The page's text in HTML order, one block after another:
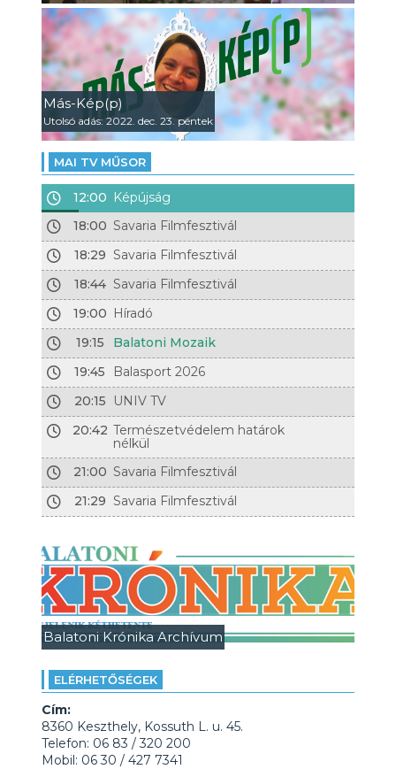
Más-Kép(p)
Utolsó adás: 2022. dec. 23. péntek
MAI TV MŰSOR
12:00 Képújság
18:00 Savaria Filmfesztivál
18:29 Savaria Filmfesztivál
18:44 Savaria Filmfesztivál
19:00 Híradó
19:15
Balatoni Mozaik
19:45
Balasport 2026
20:15
UNIV TV
20:42 Természetvédelem határok
nélkül
21:00 Savaria Filmfesztivál
21:29 Savaria Filmfesztivál
Balatoni Krónika Archívum
ELÉRHETŐSÉGEK
Cím:
8360 Keszthely, Kossuth L. u. 45.
Telefon: 06 83 / 320 200
Mobil: 06 30 / 427 7341